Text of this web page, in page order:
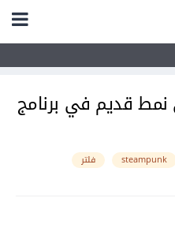
نمط قديم في برنامج
steampunk فلتر